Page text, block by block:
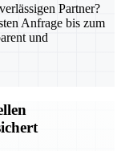
Partner?
Anfrage bis zum
und